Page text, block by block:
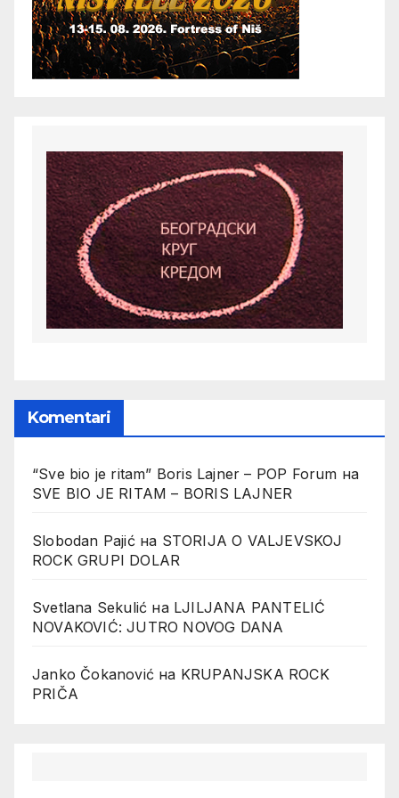
Komentari
“Sve bio je ritam” Boris Lajner – POP Forum на
SVE BIO JE RITAM – BORIS LAJNER
Slobodan Pajićна STORIJA O VALJEVSKOJ
ROCK GRUPI DOLAR
Svetlana Sekulić на LJILJANA PANTELIĆ
NOVAKOVIĆ: JUTRO NOVOG DANA
Janko Čokanović на KRUPANJSKA ROCK
PRIČA